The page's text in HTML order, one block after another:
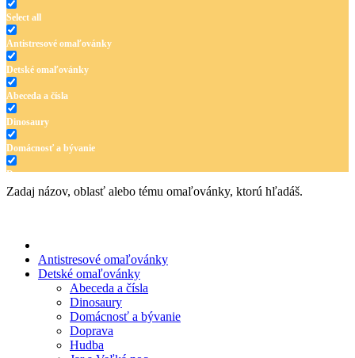
Select all
Antistresové omaľovánky
Detské omaľovánky
Abeceda a čísla
Dinosaury
Domácnosť a bývanie
Doprava
Hudba
Kvety
Ľudia a cirkus
Zadaj názov, oblasť alebo tému omaľovánky, ktorú hľadáš.
Antistresové omaľovánky
Detské omaľovánky
Abeceda a čísla
Dinosaury
Domácnosť a bývanie
Doprava
Hudba